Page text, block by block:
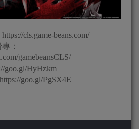
cls.game-beans.com/
：
gamebeansCLS/
goo.gl/HyHzkm
goo.gl/PgSX4E